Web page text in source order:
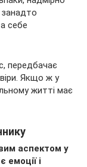
занадто
себе
передбачає
Якщо ж у
житті має
аспектом у
емоції і